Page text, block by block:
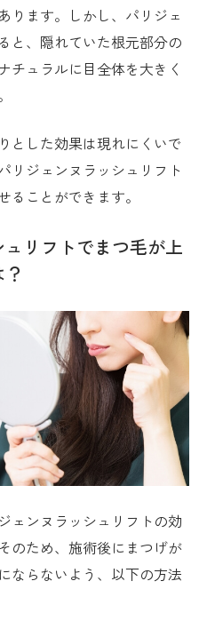
ります。しかし、パリジェ
と、隠れていた根元部分の
チュラルに目全体を大きく
とした効果は現れにくいで
リジェンヌラッシュリフト
ることができます。
リフトでまつ毛が上
ェンヌラッシュリフトの効
のため、施術後にまつげが
ならないよう、以下の方法